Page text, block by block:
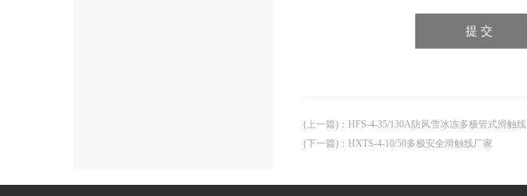
(上一篇) ： HFS-4-35/130A防风雪冰冻多极管式滑触线
(下一篇) ： HXTS-4-10/50多极安全滑触线厂家